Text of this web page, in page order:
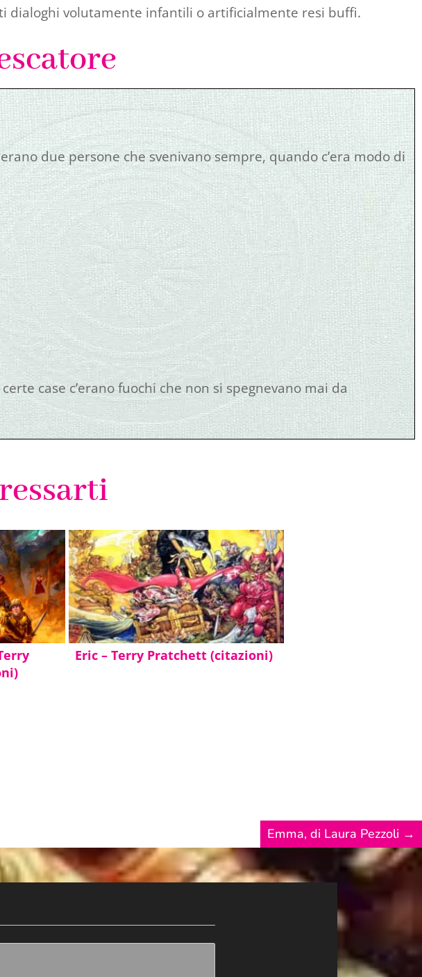
dialoghi volutamente infantili o artificialmente resi buffi.
due persone che svenivano sempre, quando c’era modo di
case c’erano fuochi che non si spegnevano mai da
di mira alcuno in particolare; ma ciò fece sì che tre cose
Eric – Terry Pratchett (citazioni)
Emma, di Laura Pezzoli →